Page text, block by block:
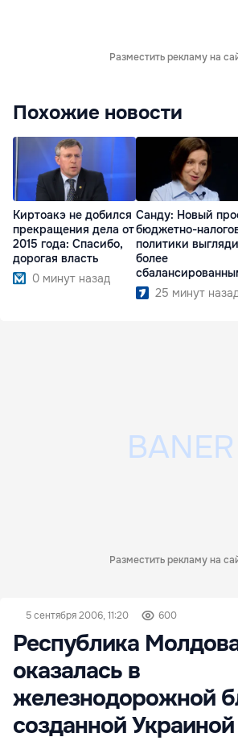
Разместить рекламу на
Похожие новости
Киртоакэ не добился
прекращения дела от
2015 года: Спасибо,
дорогая власть
0 минут назад
Санду: Новый
бюджетно-
политики
более
25 минут
Разместить рекламу на
5 сентября 2006, 11:20 600
Республика
оказалась в
железнодорожной
созданной Украиной